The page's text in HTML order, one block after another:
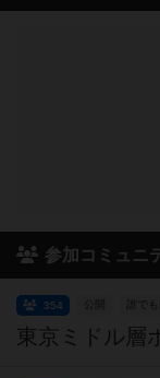
参加コミュニ
東京ミドル層
公開 誰で
354